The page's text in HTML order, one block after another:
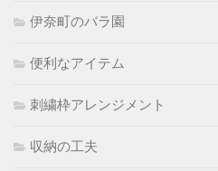
伊奈町のバラ園
便利なアイテム
刺繍枠アレンジメント
収納の工夫